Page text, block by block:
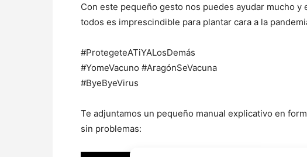
Con este pequeño gesto nos puedes ayudar mucho
todos es imprescindible para plantar cara a la
#ProtegeteATiYALosDemás
#YomeVacuno #AragónSeVacuna
#ByeByeVirus
Te adjuntamos un pequeño manual explicativo en
sin problemas: